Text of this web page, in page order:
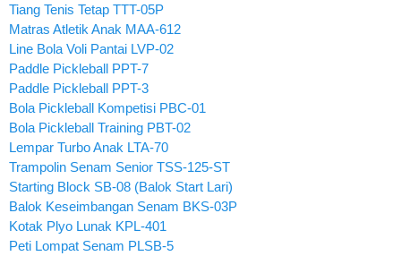
Tiang Tenis Tetap TTT-05P
Matras Atletik Anak MAA-612
Line Bola Voli Pantai LVP-02
Paddle Pickleball PPT-7
Paddle Pickleball PPT-3
Bola Pickleball Kompetisi PBC-01
Bola Pickleball Training PBT-02
Lempar Turbo Anak LTA-70
Trampolin Senam Senior TSS-125-ST
Starting Block SB-08 (Balok Start Lari)
Balok Keseimbangan Senam BKS-03P
Kotak Plyo Lunak KPL-401
Peti Lompat Senam PLSB-5